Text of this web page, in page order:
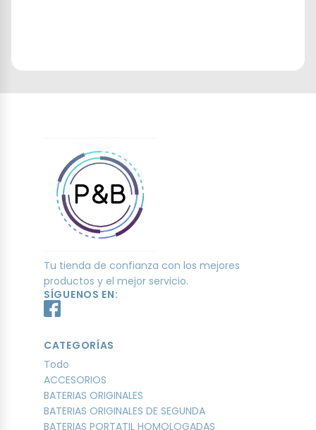
Tu tienda de confianza con los mejores
productos y el mejor servicio.
SÍGUENOS EN:
CATEGORÍAS
Todo
ACCESORIOS
BATERIAS ORIGINALES
BATERIAS ORIGINALES DE SEGUNDA
BATERIAS PORTATIL HOMOLOGADAS